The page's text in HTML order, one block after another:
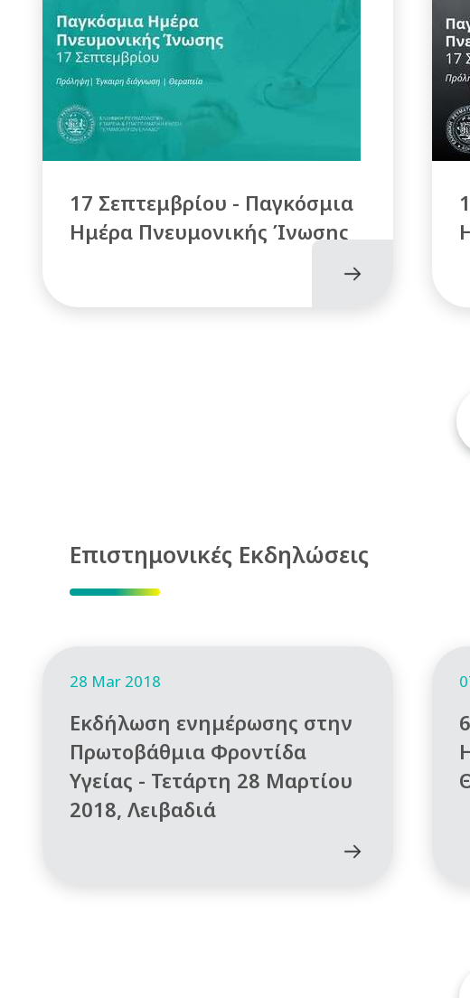
17 Σεπτεμβρίου - Παγκόσμια
Ημέρα Πνευμονικής Ίνωσης
Επιστημονικές Εκδηλώσεις
28 Mar 2018
Εκδήλωση ενημέρωσης στην
Πρωτοβάθμια Φροντίδα
Υγείας - Τετάρτη 28 Μαρτίου
2018, Λειβαδιά